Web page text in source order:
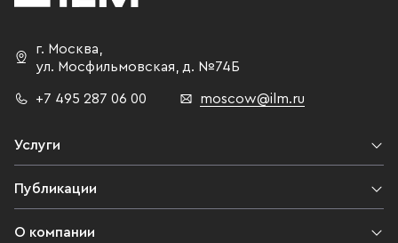
г. Москва,
ул. Мосфильмовская, д. №74Б
+7 495 287 06 00 moscow@ilm.ru
Услуги
Публикации
О компании